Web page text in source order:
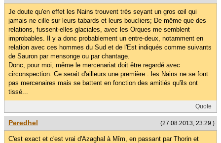
Je doute qu'en effet les Nains trouvent très seyant un gros œil qui
jamais ne cille sur leurs tabards et leurs boucliers; De même que des
relations, fussent-elles glaciales, avec les Orques me semblent
improbables. Il y a donc probablement un entre-deux, notamment en
relation avec ces hommes du Sud et de l'Est indiqués comme suivants
de Sauron par mensonge ou par chantage.
Donc, pour moi, même le mercenariat doit être regardé avec
circonspection. Ce serait d'ailleurs une première : les Nains ne se font
pas mercenaires mais se battent en fonction des amitiés qu'ils ont
tissé...
Quote
(27.08.2013, 23:29 )
Peredhel
C'est exact et c'est vrai d'Azaghal à Mîm, en passant par Thorin et